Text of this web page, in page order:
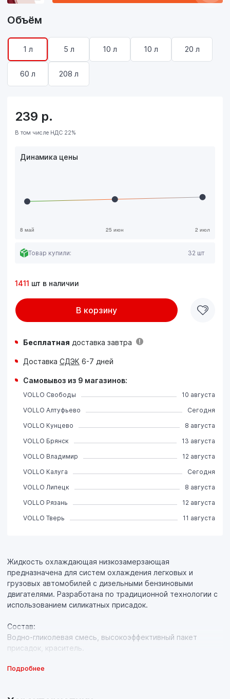
Объём
1 л 5 л 10 л 10 л 20 л
60 л 208 л
Жидкость охлаждающая низкозамерзающая
предназначена для систем охлаждения легковых и
грузовых автомобилей c дизельными бензиновыми
двигателями. Разработана по традиционной технологии c
использованием силикатных присадок.
Состав:
Водно-гликолевая смесь, высокоэффективный пакет
присадок, краситель.
Преимущества:
Подробнее
239 р.
В том числе НДС 22%
Динамика цены
Товар купили: 32 шт
1411 шт в наличии
В корзину
Бесплатная доставка завтра
Доставка СДЭК 6-7 дней
Самовывоз из 9 магазинов:
VOLLO Свободы
10 августа
VOLLO Алтуфьево
Сегодня
VOLLO Кунцево
8 августа
VOLLO Брянск
13 августа
VOLLO Владимир
12 августа
VOLLO Калуга
Сегодня
VOLLO Липецк
8 августа
VOLLO Рязань
12 августа
VOLLO Тверь
11 августа